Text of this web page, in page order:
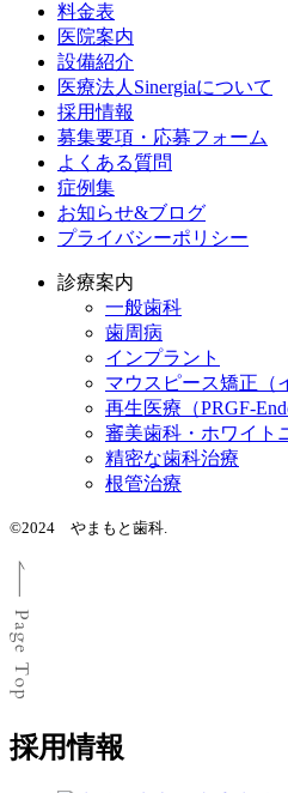
料金表
医院案内
設備紹介
医療法人Sinergiaについて
採用情報
募集要項・応募フォーム
よくある質問
症例集
お知らせ&ブログ
プライバシーポリシー
診療案内
一般歯科
歯周病
インプラント
マウスピース矯正（
再生医療（PRGF-
審美歯科・ホワイト
精密な歯科治療
根管治療
©2024 やまもと歯科.
採用情報